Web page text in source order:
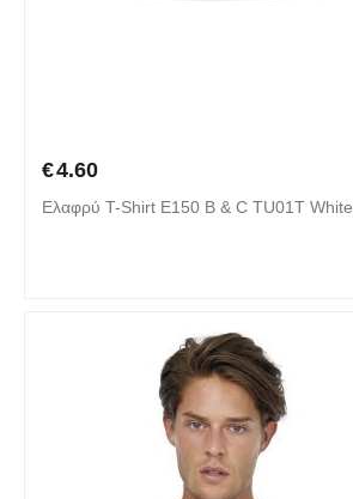
€4.60
Ελαφρύ T-Shirt E150 B & C TU01T White